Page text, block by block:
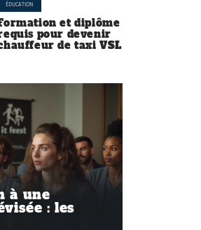
ÉDUCATION
et diplôme
pour devenir
de taxi VSL
à une
: les